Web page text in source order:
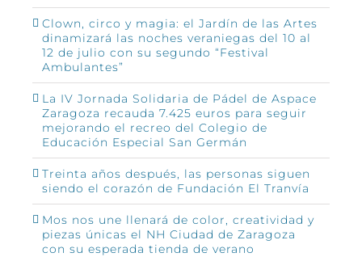
Clown, circo y magia: el Jardín de las Artes
dinamizará las noches veraniegas del 10 al
12 de julio con su segundo “Festival
Ambulantes”
La IV Jornada Solidaria de Pádel de Aspace
Zaragoza recauda 7.425 euros para seguir
mejorando el recreo del Colegio de
Educación Especial San Germán
Treinta años después, las personas siguen
siendo el corazón de Fundación El Tranvía
Mos nos une llenará de color, creatividad y
piezas únicas el NH Ciudad de Zaragoza
con su esperada tienda de verano